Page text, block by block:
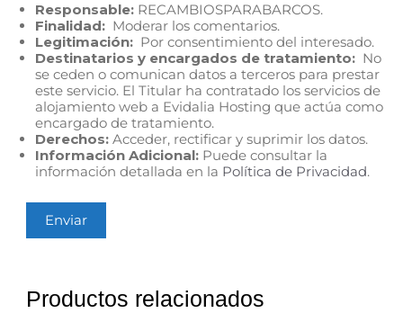
Responsable: RECAMBIOSPARABARCOS.
Finalidad: Moderar los comentarios.
Legitimación: Por consentimiento del interesado.
Destinatarios y encargados de tratamiento: No
se ceden o comunican datos a terceros para prestar
este servicio. El Titular ha contratado los servicios de
alojamiento web a Evidalia Hosting que actúa como
encargado de tratamiento.
Derechos: Acceder, rectificar y suprimir los datos.
Información Adicional: Puede consultar la
información detallada en la Política de Privacidad.
Productos relacionados